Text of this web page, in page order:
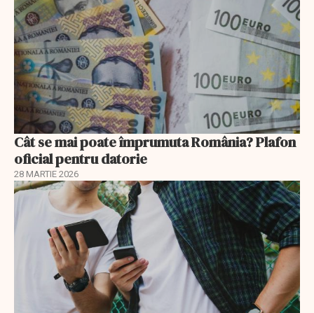
Cât se mai poate împrumuta România? Plafon
oficial pentru datorie
28 MARTIE 2026